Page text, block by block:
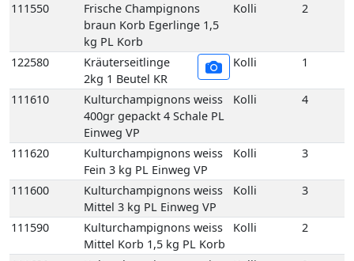
111550
Frische Champignons
braun Korb Egerlinge 1,5
kg PL Korb
Kolli 2
122580
Kräuterseitlinge
2kg 1 Beutel KR
Kolli 1
111610
Kulturchampignons weiss
400gr gepackt 4 Schale PL
Einweg VP
Kolli 4
111620
Kulturchampignons weiss
Fein 3 kg PL Einweg VP
Kolli 3
111600
Kulturchampignons weiss
Mittel 3 kg PL Einweg VP
Kolli 3
111590
Kulturchampignons weiss
Mittel Korb 1,5 kg PL Korb
Kolli 2